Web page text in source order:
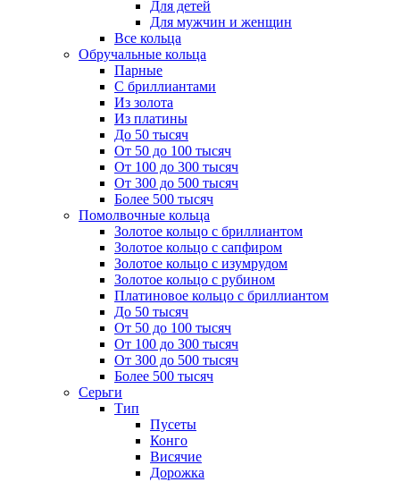
Для детей
Для мужчин и женщин
Все кольца
Обручальные кольца
Парные
С бриллиантами
Из золота
Из платины
До 50 тысяч
От 50 до 100 тысяч
От 100 до 300 тысяч
От 300 до 500 тысяч
Более 500 тысяч
Помолвочные кольца
Золотое кольцо с бриллиантом
Золотое кольцо с сапфиром
Золотое кольцо с изумрудом
Золотое кольцо с рубином
Платиновое кольцо с бриллиантом
До 50 тысяч
От 50 до 100 тысяч
От 100 до 300 тысяч
От 300 до 500 тысяч
Более 500 тысяч
Серьги
Тип
Пусеты
Конго
Висячие
Дорожка